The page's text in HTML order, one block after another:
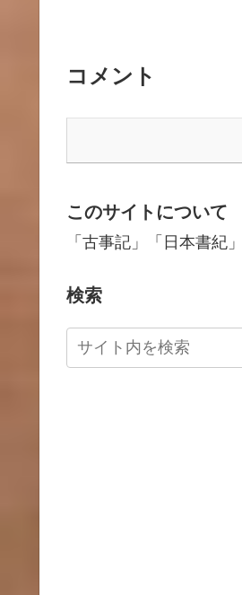
コメント
このサイトについて
「古事記」「日本書紀
検索